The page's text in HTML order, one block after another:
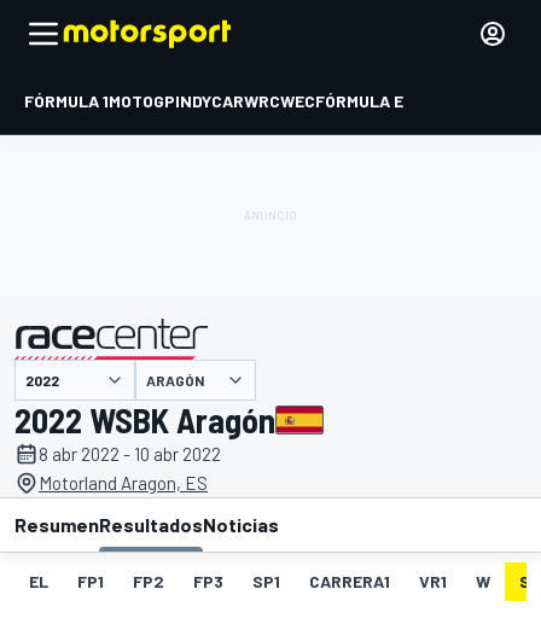
FÓRMULA 1MOTOGPINDYCARWRCWECFÓRMULA E
presentado por ARAGÓN
2022 WSBK Aragón
8 abr 2022 - 10 abr 2022
Motorland Aragon, ES
ResumenResultadosNoticias
EL FP1 FP2 FP3 SP1 CARRERA1 VR1 W